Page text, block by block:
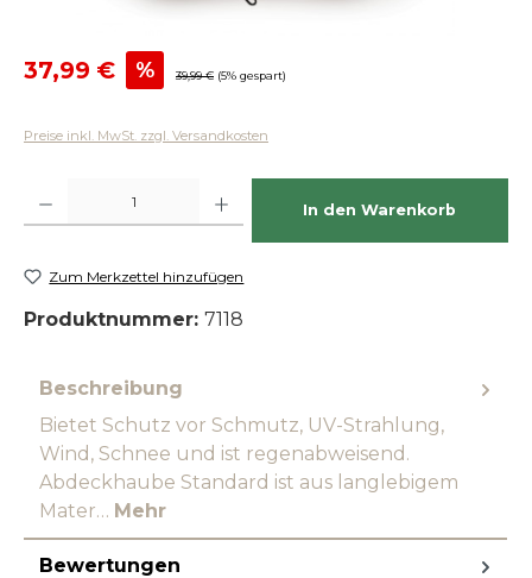
Verkaufspreis:
37,99 € % Regulärer Preis:
39,99 € (5% gespart)
Preise inkl. MwSt. zzgl. Versandkosten
In den Warenkorb
Zum Merkzettel hinzufügen
Produktnummer: 7118
Beschreibung
Bietet Schutz vor Schmutz, UV-Strahlung,
Wind, Schnee und ist regenabweisend.
Abdeckhaube Standard ist aus langlebigem
Mater… Mehr
Bewertungen